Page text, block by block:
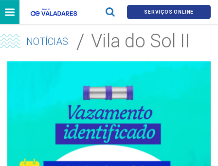
SERVIÇOS ONLINE
NOTÍCIAS Vila do Sol II